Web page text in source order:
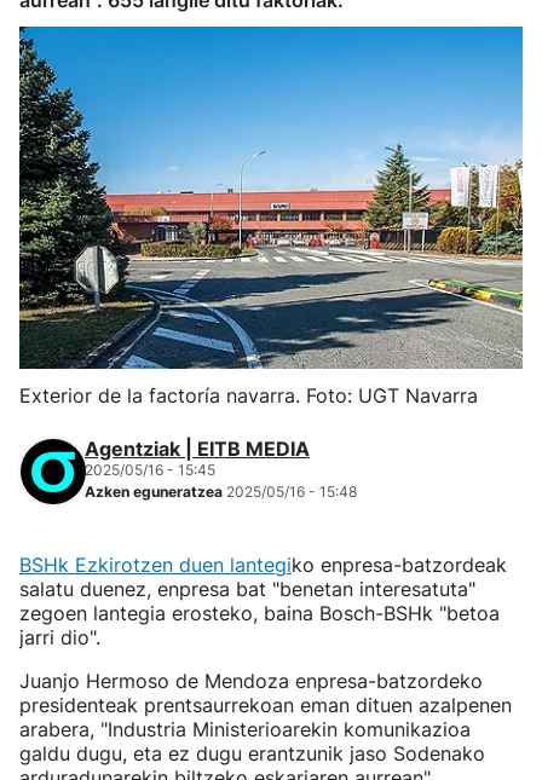
Exterior de la factoría navarra. Foto: UGT Navarra
Agentziak | EITB MEDIA
2025/05/16 - 15:45
Azken eguneratzea 2025/05/16 - 15:48
BSHk Ezkirotzen duen lantegiko enpresa-batzordeak
salatu duenez, enpresa bat "benetan interesatuta"
zegoen lantegia erosteko, baina Bosch-BSHk "betoa
jarri dio".
Juanjo Hermoso de Mendoza enpresa-batzordeko
presidenteak prentsaurrekoan eman dituen azalpenen
arabera, "Industria Ministerioarekin komunikazioa
galdu dugu, eta ez dugu erantzunik jaso Sodenako